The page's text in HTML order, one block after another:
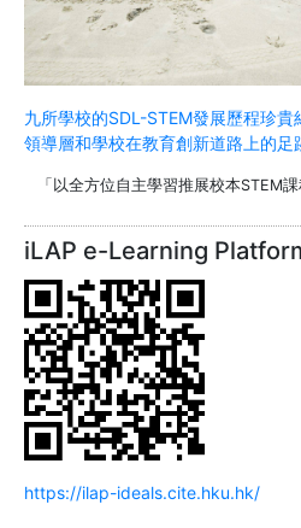
九所學校的SDL-STEM發展歷程珍貴
領導層和學校在教育創新道路上的足
「以全方位自主學習推展校本STEM
iLAP e-Learning
https://ilap-ideals.cite.hku.hk/